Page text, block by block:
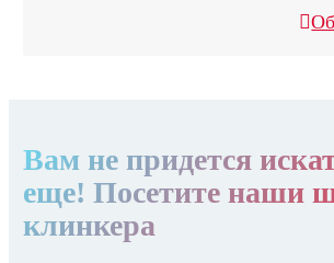
Вам не придется
еще! Посетите наши
клинкера